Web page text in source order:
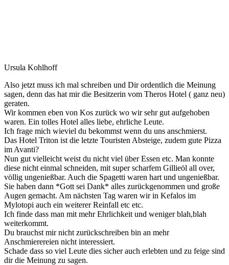
Ursula Kohlhoff
Also jetzt muss ich mal schreiben und Dir ordentlich die Meinung
sagen, denn das hat mir die Besitzerin vom Theros Hotel ( ganz neu)
geraten.
Wir kommen eben von Kos zurück wo wir sehr gut aufgehoben
waren. Ein tolles Hotel alles liebe, ehrliche Leute.
Ich frage mich wieviel du bekommst wenn du uns anschmierst.
Das Hotel Triton ist die letzte Touristen Absteige, zudem gute Pizza
im Avanti?
Nun gut vielleicht weist du nicht viel über Essen etc. Man konnte
diese nicht einmal schneiden, mit super scharfem Gillieöl all over,
völlig ungenießbar. Auch die Spagetti waren hart und ungenießbar.
Sie haben dann *Gott sei Dank* alles zurückgenommen und große
Augen gemacht. Am nächsten Tag waren wir in Kefalos im
Mylotopi auch ein weiterer Reinfall etc etc.
Ich finde dass man mit mehr Ehrlichkeit und weniger blah,blah
weiterkommt.
Du brauchst mir nicht zurückschreiben bin an mehr
Anschmierereien nicht interessiert.
Schade dass so viel Leute dies sicher auch erlebten und zu feige sind
dir die Meinung zu sagen.